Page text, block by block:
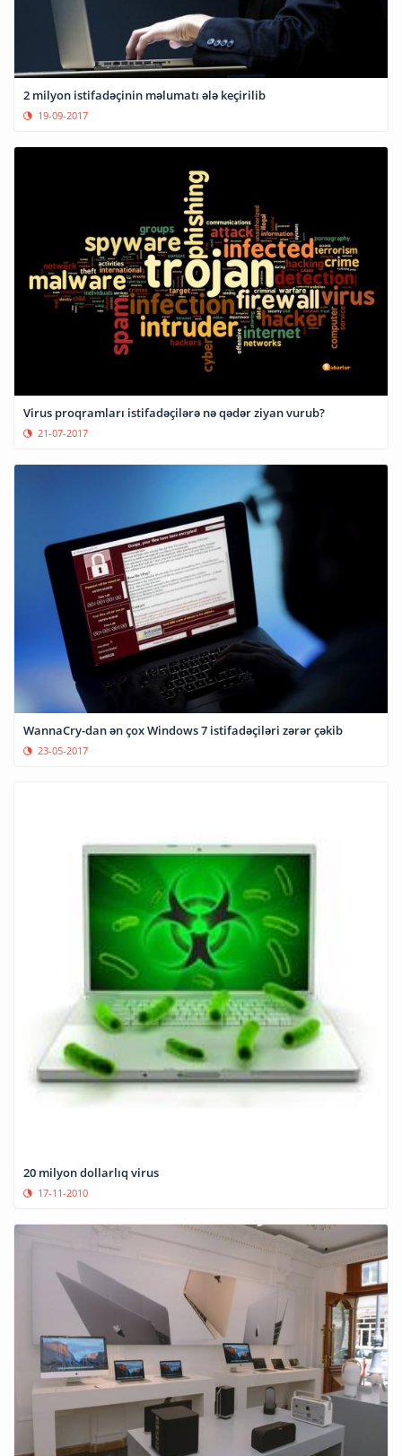
2 milyon istifadəçinin məlumatı ələ keçirilib
19-09-2017
Virus proqramları istifadəçilərə nə qədər ziyan vurub?
21-07-2017
WannaCry-dan ən çox Windows 7 istifadəçiləri zərər çəkib
23-05-2017
20 milyon dollarlıq virus
17-11-2010